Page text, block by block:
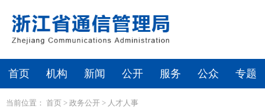
首页 机构 新闻 公开 服务 公众 专题
当前位置： 首页 > 政务公开 > 人才人事